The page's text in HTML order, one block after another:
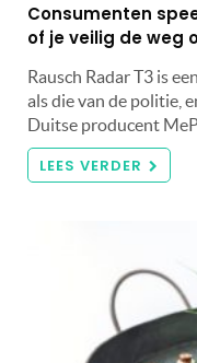
Consumenten
of je veilig de weg
Rausch Radar T3 is
als die van de politie,
Duitse producent
LEES VERDER